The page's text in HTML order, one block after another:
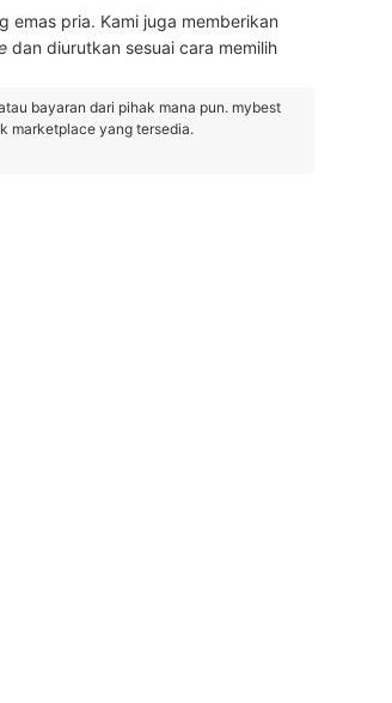
emas pria. Kami juga memberikan
dan diurutkan sesuai cara memilih
bayaran dari pihak mana pun. mybest
marketplace yang tersedia.